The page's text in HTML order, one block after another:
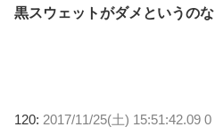
黒スウェットがダメというの
120: 2017/11/25(土) 15:51:42.09 0